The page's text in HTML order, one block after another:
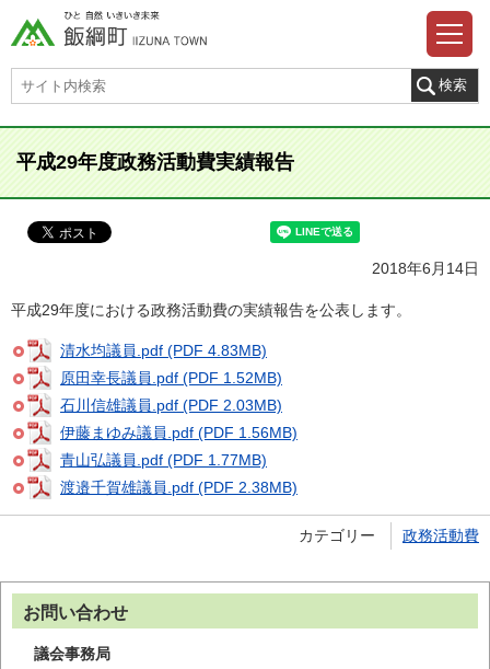
平成29年度政務活動費実績報告
2018年6月14日
平成29年度における政務活動費の実績報告を公表します。
清水均議員.pdf (PDF 4.83MB)
原田幸長議員.pdf (PDF 1.52MB)
石川信雄議員.pdf (PDF 2.03MB)
伊藤まゆみ議員.pdf (PDF 1.56MB)
青山弘議員.pdf (PDF 1.77MB)
渡邉千賀雄議員.pdf (PDF 2.38MB)
カテゴリー 政務活動費
お問い合わせ
議会事務局